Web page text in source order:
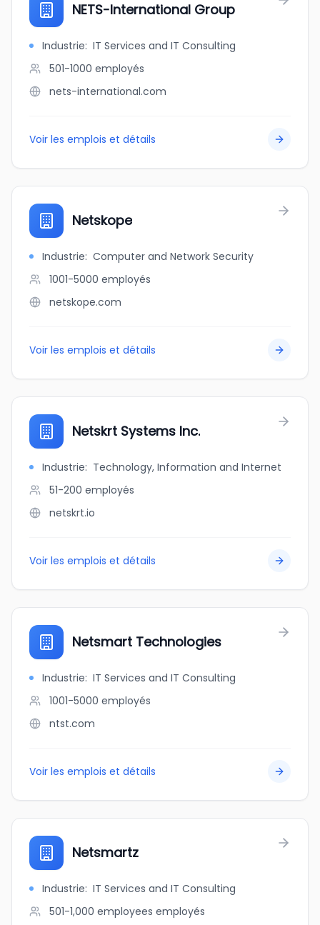
NETS-International Group
Industrie: IT Services and IT Consulting
501-1000 employés
nets-international.com
Voir les emplois et détails
Netskope
Industrie: Computer and Network Security
1001-5000 employés
netskope.com
Voir les emplois et détails
Netskrt Systems Inc.
Industrie: Technology, Information and Internet
51-200 employés
netskrt.io
Voir les emplois et détails
Netsmart Technologies
Industrie: IT Services and IT Consulting
1001-5000 employés
ntst.com
Voir les emplois et détails
Netsmartz
Industrie: IT Services and IT Consulting
501-1,000 employees employés